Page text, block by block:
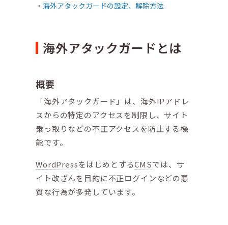
海外アタックガードの設定、解除方法
海外アタックガードとは
概要
「海外アタックガード」は、海外IPアドレ
スからの特定のアクセスを制限し、サイト
乗っ取りなどの不正アクセスを防止する機
能です。
WordPressをはじめとするCMSでは、サ
イト改ざんを目的に不正ログインなどの悪
質な行為が多発しています。